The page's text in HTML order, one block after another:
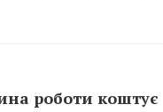
роботи коштує